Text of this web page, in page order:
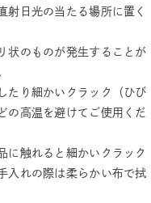
射日光の当たる場所に置く
状のものが発生することが
たり細かいクラック（ひび
の高温を避けてご使用くだ
に触れると細かいクラック
入れの際は柔らかい布で拭